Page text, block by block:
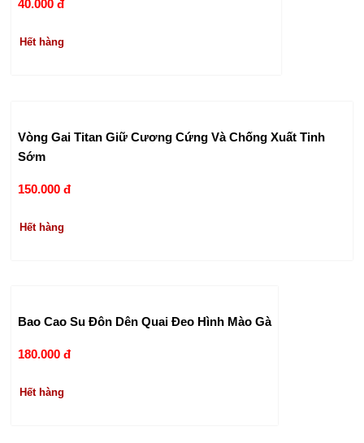
40.000 đ
Hết hàng
Vòng Gai Titan Giữ Cương Cứng Và Chống Xuất Tinh
Sớm
150.000 đ
Hết hàng
Bao Cao Su Đôn Dên Quai Đeo Hình Mào Gà
180.000 đ
Hết hàng